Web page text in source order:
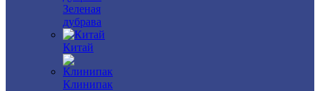
Зеленая
дубрава
Китай
Клинипак